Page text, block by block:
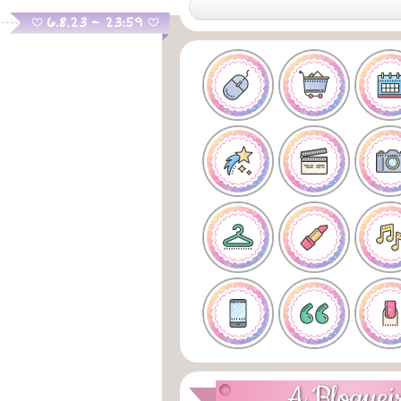
B 6.8.23 ~ 23:59 B